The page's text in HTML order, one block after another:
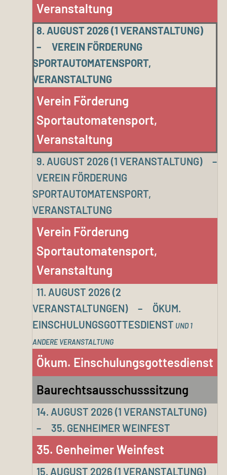
Veranstaltung
8. AUGUST 2026 (1 VERANSTALTUNG)
–
VEREIN FÖRDERUNG
SPORTAUTOMATENSPORT,
VERANSTALTUNG
Verein Förderung
Sportautomatensport,
Veranstaltung
9. AUGUST 2026 (1 VERANSTALTUNG)
–
VEREIN FÖRDERUNG
SPORTAUTOMATENSPORT,
VERANSTALTUNG
Verein Förderung
Sportautomatensport,
Veranstaltung
11. AUGUST 2026 (2
VERANSTALTUNGEN)
–
ÖKUM.
EINSCHULUNGSGOTTESDIENST UND 1
ANDERE VERANSTALTUNG
Ökum. Einschulungsgottesdienst
Baurechtsausschusssitzung
14. AUGUST 2026 (1 VERANSTALTUNG)
–
35. GENHEIMER WEINFEST
35. Genheimer Weinfest
15. AUGUST 2026 (1 VERANSTALTUNG)